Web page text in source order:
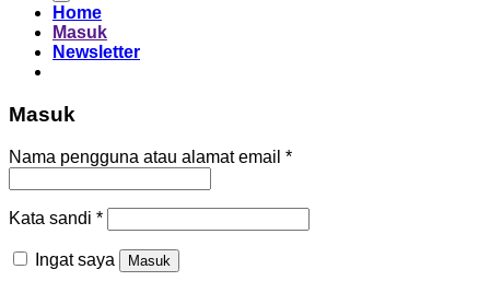
Home
Masuk
Newsletter
Masuk
Nama pengguna atau alamat email *Wajib
Kata sandi *Wajib
Ingat saya Masuk